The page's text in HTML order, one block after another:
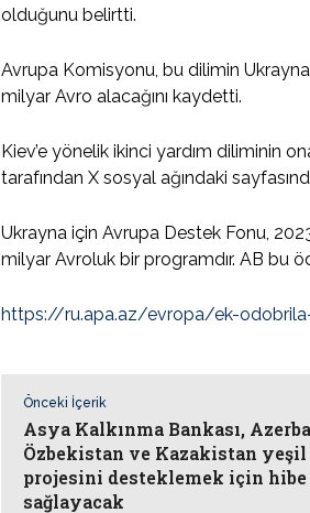
olduğunu belirtti.
Avrupa Komisyonu, bu dilimin Ukrayna
milyar Avro alacağını kaydetti.
Kiev’e yönelik ikinci yardım diliminin
tarafından X sosyal ağındaki
Ukrayna için Avrupa Destek Fonu,
milyar Avroluk bir programdır. AB bu
https://ru.apa.az/evropa/ek-
Önceki İçerik
Asya Kalkınma Bankası,
Özbekistan ve Kazakistan
projesini desteklemek için hibe
sağlayacak